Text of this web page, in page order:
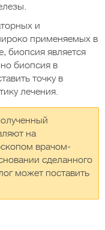
и
применяемых в
биопсия является
биопсия в
точку в
лечения.
на
врачом-
сделанного
может поставить